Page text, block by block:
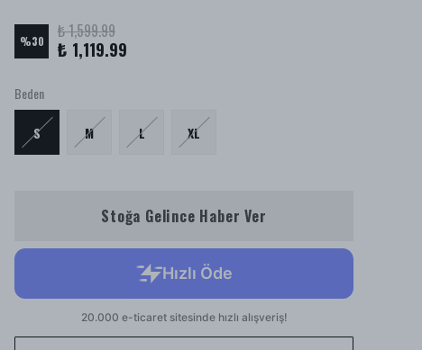
%30 ₺ 1,599.99
₺ 1,119.99
Beden
S M L XL
Stoğa Gelince Haber Ver